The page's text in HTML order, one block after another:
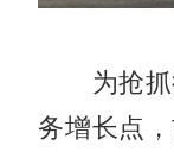
为抢抓
务增长点